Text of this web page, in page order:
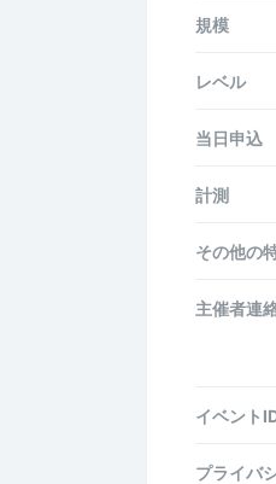
規模
レベル
当日申込
計測
その他の
主催者連
イベント
プライバ